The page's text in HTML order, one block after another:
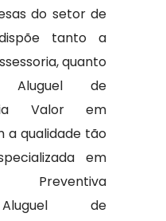
do setor de
tanto a
quanto
Aluguel de
Valor em
a qualidade tão
em
Aluguel de